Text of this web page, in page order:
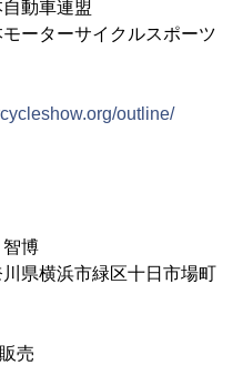
車連盟
ーサイクルスポーツ
outline/
博
県横浜市緑区十日市場町
売